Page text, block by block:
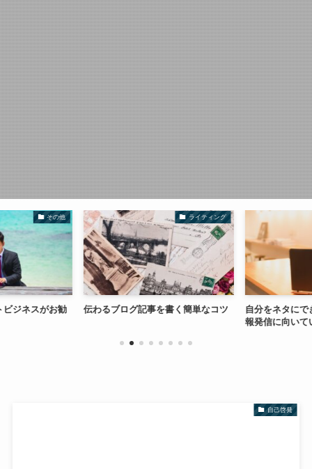
その他
ジネスがお勧
ライティング
伝わるブログ記事を書く簡単なコツ
自分をネタにで
報発信に向いて
自己啓発